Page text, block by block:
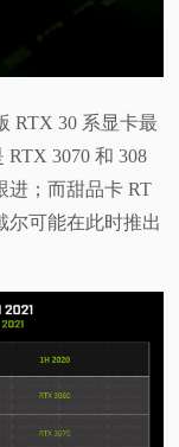
RTX 30 系显卡最
3070 和 308
进；而甜品卡 RT
尔可能在此时推出